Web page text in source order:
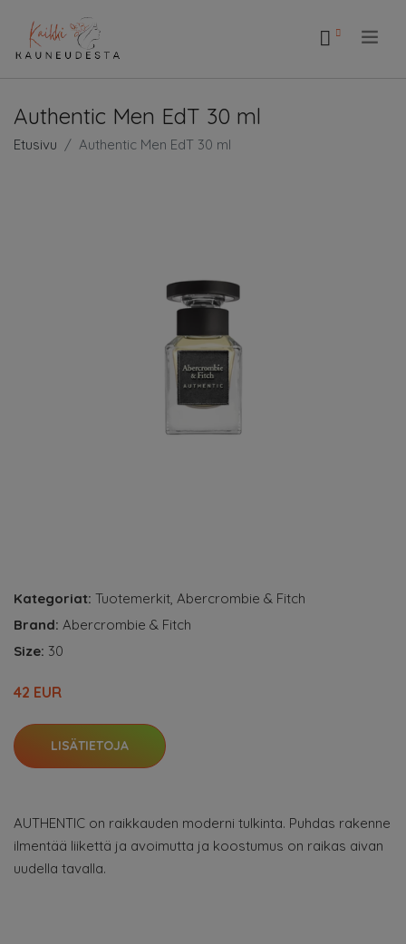
Authentic Men EdT 30 ml
Etusivu Authentic Men EdT 30 ml
Kategoriat: Tuotemerkit Abercrombie & Fitch
Brand: Abercrombie & Fitch
Size: 30
42 EUR
LISÄTIETOJA
AUTHENTIC on raikkauden moderni tulkinta. Puhdas rakenne
ilmentää liikettä ja avoimutta ja koostumus on raikas aivan
uudella tavalla.